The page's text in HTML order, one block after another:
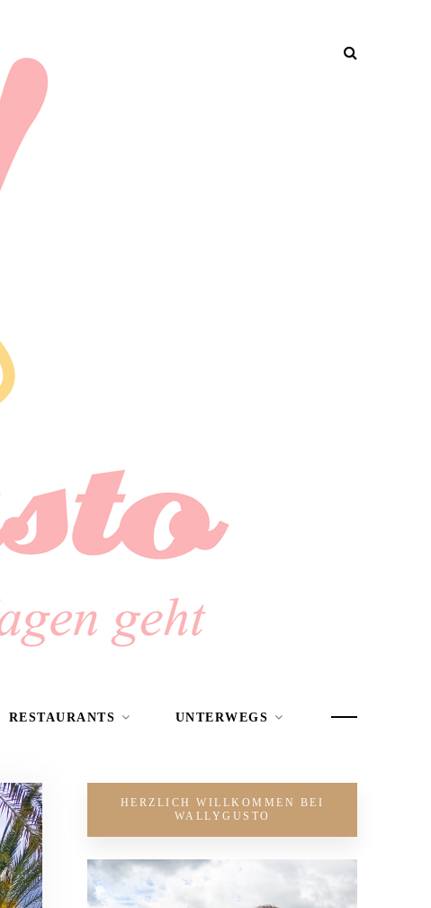
RESTAURANTS UNTERWEGS
HERZLICH WILLKOMMEN BEI
WALLYGUSTO